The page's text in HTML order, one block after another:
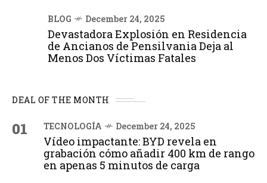
BLOG December 24, 2025
Devastadora Explosión en Residencia
de Ancianos de Pensilvania Deja al
Menos Dos Víctimas Fatales
DEAL OF THE MONTH
01 TECNOLOGÍA December 24, 2025
Vídeo impactante: BYD revela en
grabación cómo añadir 400 km de rango
en apenas 5 minutos de carga